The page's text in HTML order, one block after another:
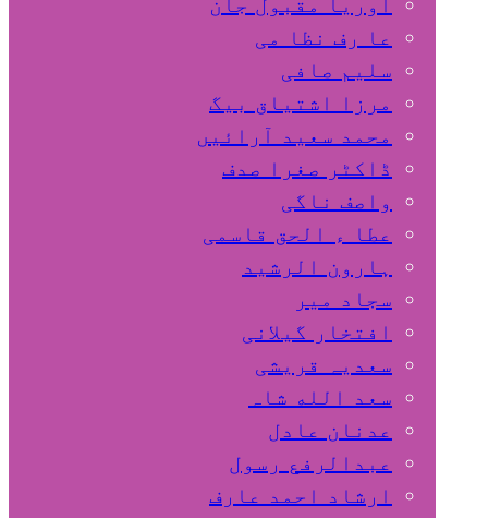
عا رف نظا می
سلیم صافی
مرزا اشتیاق بیگ
محمد سعید آرائیں
ڈاکٹر صغرا صدف
واصف ناگی
عطا ء الحق قاسمی
ہارون الرشید
سجاد میر
افتخار گیلانی
سعدیہ قریشی
سعد الله شاہ
عدنان عادل
عبدالرفع رسول
ارشاد احمد عارف